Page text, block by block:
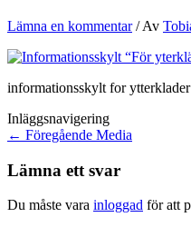
Lämna en kommentar / Av
informationsskylt for ytterklader
Inläggsnavigering
← Föregående Media
Lämna ett svar
Du måste vara inloggad för att